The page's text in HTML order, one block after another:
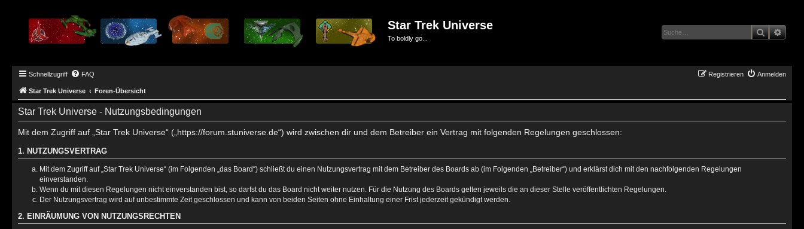
Star Trek Universe
To boldly go...
Suche
Schnellzugriff FAQ Anmelden
Registrieren
Star Trek Universe Foren-Übersicht
Star Trek Universe - Nutzungsbedingungen
Mit dem Zugriff auf „Star Trek Universe“ („https://forum.stuniverse.de“) wird zwischen dir und dem Betreiber ein Vertrag mit folgenden Regelungen geschlossen:
1. NUTZUNGSVERTRAG
Mit dem Zugriff auf „Star Trek Universe“ (im Folgenden „das Board“) schließt du einen Nutzungsvertrag mit dem Betreiber des Boards ab (im Folgenden „Betreiber“) und erklärst dich mit den nachfolgenden Regelungen
einverstanden.
Wenn du mit diesen Regelungen nicht einverstanden bist, so darfst du das Board nicht weiter nutzen. Für die Nutzung des Boards gelten jeweils die an dieser Stelle veröffentlichten Regelungen.
Der Nutzungsvertrag wird auf unbestimmte Zeit geschlossen und kann von beiden Seiten ohne Einhaltung einer Frist jederzeit gekündigt werden.
2. EINRÄUMUNG VON NUTZUNGSRECHTEN